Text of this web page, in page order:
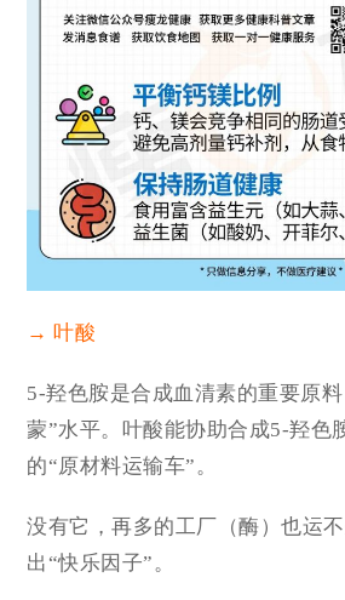
→ 叶酸
5-羟色胺是合成血清素的重要原
蒙”水平。叶酸能协助合成5-羟色
的“原材料运输车”。
没有它，再多的工厂（酶）也运
出“快乐因子”。